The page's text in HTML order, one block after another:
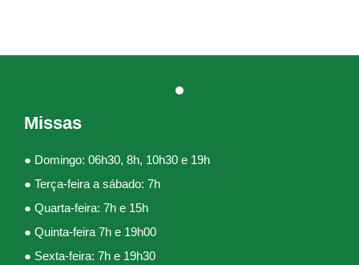
Missas
● Domingo: 06h30, 8h, 10h30 e 19h
● Terça-feira a sábado: 7h
● Quarta-feira: 7h e 15h
● Quinta-feira 7h e 19h00
● Sexta-feira: 7h e 19h30